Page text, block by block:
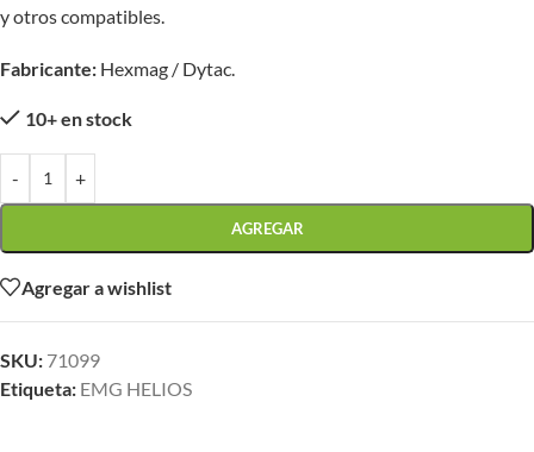
y otros compatibles.
Fabricante: Hexmag / Dytac.
10+ en stock
- +
AGREGAR
Agregar a wishlist
SKU: 71099
Etiqueta: EMG HELIOS